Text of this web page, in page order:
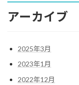
アーカイブ
2025年3月
2023年1月
2022年12月